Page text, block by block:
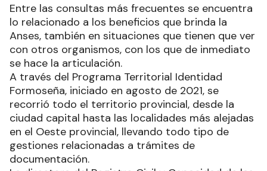
Entre las consultas más frecuentes se encuentra
lo relacionado a los beneficios que brinda la
Anses, también en situaciones que tienen que ver
con otros organismos, con los que de inmediato
se hace la articulación.
A través del Programa Territorial Identidad
Formoseña, iniciado en agosto de 2021, se
recorrió todo el territorio provincial, desde la
ciudad capital hasta las localidades más alejadas
en el Oeste provincial, llevando todo tipo de
gestiones relacionadas a trámites de
documentación.